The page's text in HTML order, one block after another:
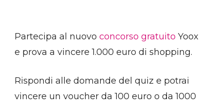
Partecipa al nuovo concorso gratuito Yoox
e prova a vincere 1.000 euro di shopping.
Rispondi alle domande del quiz e potrai
vincere un voucher da 100 euro o da 1000